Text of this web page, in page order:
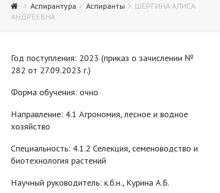
Аспирантура Аспиранты
ШЕРГИНА АЛИСА
АНДРЕЕВНА
Год поступления: 2023 (приказ о зачислении №
282 от 27.09.2023 г.)
Форма обучения: очно
Направление: 4.1 Агрономия, лесное и водное
хозяйство
Специальность: 4.1.2 Селекция, семеноводство и
биотехнология растений
Научный руководитель: к.б.н., Курина А.Б.